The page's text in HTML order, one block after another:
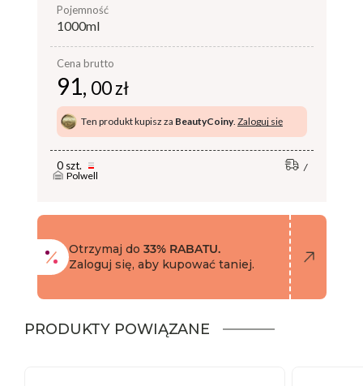
pojemność
1000ml
Cena brutto
91, 00 zł
Ten produkt kupisz za BeautyCoiny. Zaloguj się
0 szt.
Polwell
Otrzymaj do 33% RABATU.
Zaloguj się, aby kupować taniej.
PRODUKTY POWIĄZANE